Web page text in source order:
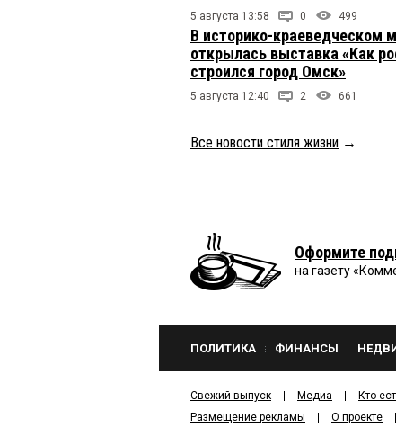
5 августа 13:58 0 499
В историко-краеведческом
открылась выставка «Как
строился город Омск»
5 августа 12:40 2 661
Все новости стиля жизни →
Оформите
на газету
ПОЛИТИКА ФИНАНСЫ
Свежий выпуск Медиа Кто
Размещение рекламы
О проекте